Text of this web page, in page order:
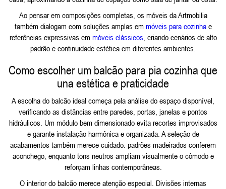
Ao pensar em composições completas, os móveis da Artmobilia
também dialogam com soluções amplas em móveis para cozinhae
referências expressivas em móveis clássicos , criando cenários de alto
padrão e continuidade estética em diferentes ambientes.
Como escolher um balcão para pia cozinha que
una estética e praticidade
A escolha do balcão ideal começa pela análise do espaço disponível,
verificando as distâncias entre paredes, portas, janelas e pontos
hidráulicos. Um módulo bem dimensionado evita recortes improvisados
e garante instalação harmônica e organizada. A seleção de
acabamentos também merece cuidado: padrões madeirados conferem
aconchego, enquanto tons neutros ampliam visualmente o cômodo e
reforçam linhas contemporâneas.
O interior do balcão merece atenção especial. Divisões internas